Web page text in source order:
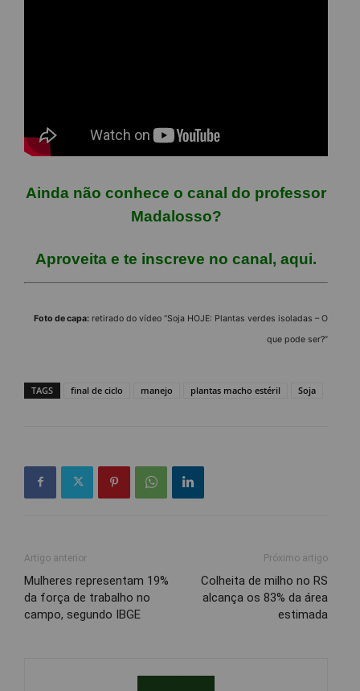
Ainda não conhece o canal do professor
Madalosso?
Aproveita e te inscreve no canal, aqui.
Foto de capa: retirado do vídeo “Soja HOJE: Plantas verdes isoladas – O
que pode ser?”
TAGS final de ciclo manejo plantas macho estéril Soja
Artigo anterior
Mulheres representam 19%
da força de trabalho no
campo, segundo IBGE
Próximo artigo
Colheita de milho no RS
alcança os 83% da área
estimada